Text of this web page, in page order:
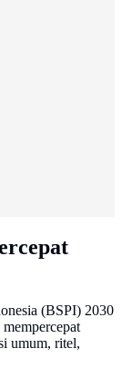
(BSPI) 2030
umum, ritel,